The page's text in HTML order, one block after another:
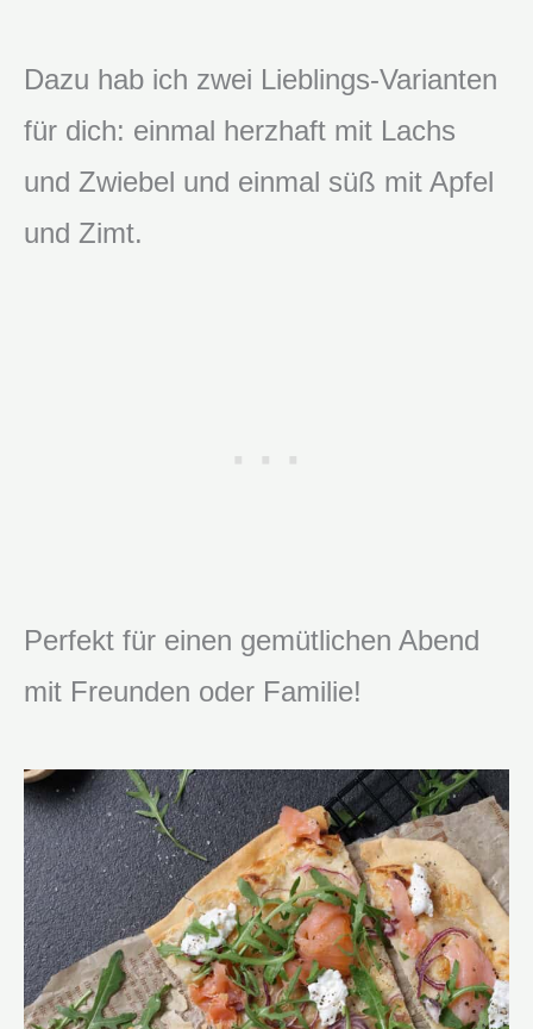
Dazu hab ich zwei Lieblings-Varianten
für dich: einmal herzhaft mit Lachs
und Zwiebel und einmal süß mit Apfel
und Zimt.
Perfekt für einen gemütlichen Abend
mit Freunden oder Familie!